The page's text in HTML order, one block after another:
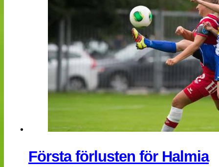
Första förlusten för Halmia